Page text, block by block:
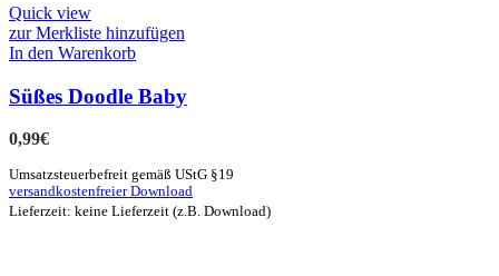
Quick view
zur Merkliste hinzufügen
In den Warenkorb
Süßes Doodle Baby
0,99€
Umsatzsteuerbefreit gemäß UStG §19
versandkostenfreier Download
Lieferzeit: keine Lieferzeit (z.B. Download)